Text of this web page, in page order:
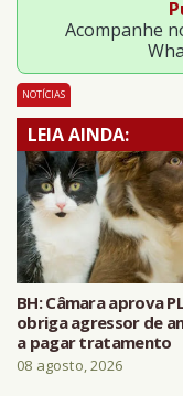
Acompanhe
NOTÍCIAS
LEIA AINDA:
BH: Câmara aprova
obriga agressor de
a pagar tratamento
08 agosto, 2026